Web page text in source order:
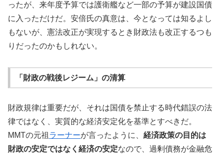
ったが、来年度予算では護衛艦など一部の予算が建設国債
に入っただけだ。安倍氏の真意は、今となっては知るよし
もないが、憲法改正が実現するとき財政法も改正するつも
りだったのかもしれない。
「財政の戦後レジーム」の清算
財政規律は重要だが、それは国債を禁止する時代錯誤の法
律ではなく、実質的な経済安定化を基準とすべきだ。
MMTの元祖 ラーナーが言ったように、 経済政策の目的は
財政の安定ではなく経済の安定なので、過剰債務が金融危